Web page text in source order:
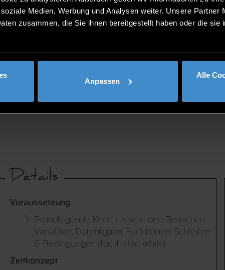
Medien, Werbung und Analysen weiter. Unsere Partner
zusammen, die Sie ihnen bereitgestellt haben oder die sie
Anpassen
Alle
KURSDETAILS
Details
Voraussetzung
Grundlegende Kenntnisse in den Bereichen
Variablen, Datentypen, Funktionen, Schleifen
& Bedingungen (for, if-else, while)
Zeitkonzept